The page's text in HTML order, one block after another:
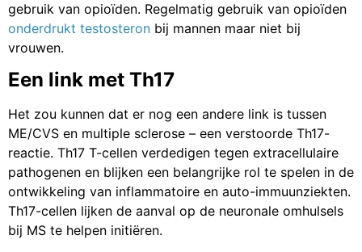
gebruik van opioïden. Regelmatig gebruik van opioïden
onderdrukt testosteron bij mannen maar niet bij
vrouwen.
Een link met Th17
Het zou kunnen dat er nog een andere link is tussen
ME/CVS en multiple sclerose – een verstoorde Th17-
reactie. Th17 T-cellen verdedigen tegen extracellulaire
pathogenen en blijken een belangrijke rol te spelen in de
ontwikkeling van inflammatoire en auto-immuunziekten.
Th17-cellen lijken de aanval op de neuronale omhulsels
bij MS te helpen initiëren.